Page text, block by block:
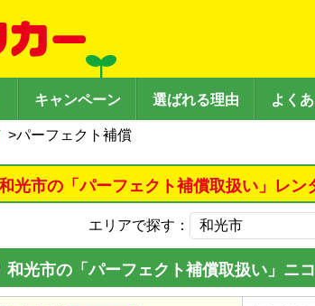
キャンペーン 選ばれる理由 よく
>パーフェクト補償
光市の「パーフェクト補償取扱い」レン
エリアで探す：
和光市の「パーフェクト補償取扱い」ニ